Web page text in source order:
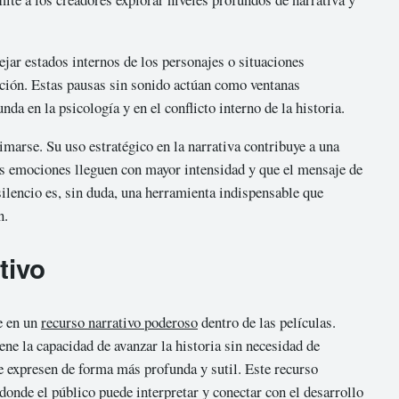
estados internos de los personajes o situaciones
Estas pausas sin sonido actúan como ventanas
en la psicología y en el conflicto interno de la historia.
Su uso estratégico en la narrativa contribuye a una
lleguen con mayor intensidad y que el mensaje de
es, sin duda, una herramienta indispensable que
en unrecurso narrativo poderosodentro de las películas.
la capacidad de avanzar la historia sin necesidad de
de forma más profunda y sutil. Este recurso
el público puede interpretar y conectar con el desarrollo